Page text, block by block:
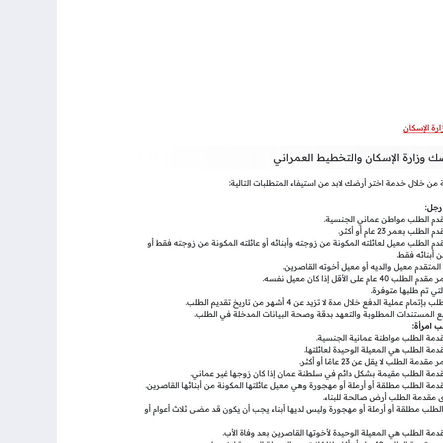
الإسكان
وزارة الإسكان والتخطيط العمراني
خلال خدمة اختر أرضك لابد من استيفاء المتطلبات التالية:
رجل:
الطلب مواطن عماني الجنسية.
بعمر 23 عام أو أكثر.
الطلب معيل لعائلته المكونة من زوجته وأبنائه أو عائلته المكونة من زوجته فقط أو
أبنائه فقط.
معيل والديه أو معيل أخوته القاصرين.
على الأقل إذا كان معيل نفسه.
تم طلبها متوفرة.
عملية الدفع خلال مدة لا تزيد عن 4 أشهر من تاريخ تقديم الطلب.
المطلوبة والتعهد بدقة وصحة البيانات المدخلة في الطلب.
امرأة:
الطلب مواطنة عمانية الجنسية.
الطلب هي المعيلة الوحيدة لعائلتها.
الطلب لا يقل عن 23 عامًا أو أكثر.
الطلب مقيمة بشكل دائم في سلطنة عمان إذا كان زوجها غير عماني.
الطلب مطلقة أو أرملة أو مهجورة وهي معيل عائلتها المكونة من أبنائها القاصرين.
مقدمة الطلب أرض صالحة للبناء.
مطلقة أو أرملة أو مهجورة وليس لديها أبناء يجب أن يكون قد مضى ثلاث أعوام أو
الطلب هي المعيلة الوحيدة لأخوتها القاصرين بعد وفاة الأب.